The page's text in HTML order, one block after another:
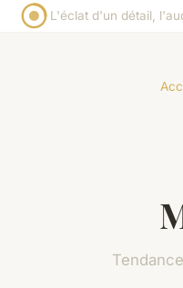
L'éclat d'un détail,